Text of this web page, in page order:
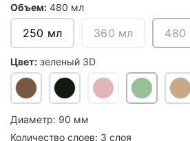
Объем: 480 мл
250 мл 360 мл 480
Цвет: зеленый 3D
Диаметр: 90 мм
Количество слоев: 3 слоя